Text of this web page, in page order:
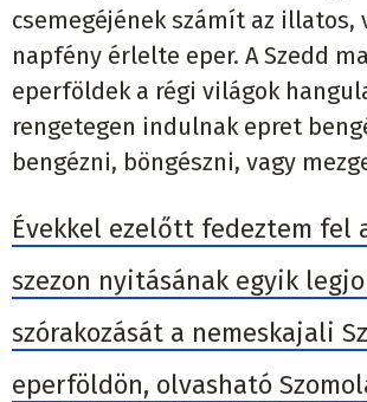
csemegéjének számít az illatos,
napfény érlelte eper. A Szedd
eperföldek a régi világok
rengetegen indulnak epret
bengézni, böngészni, vagy
Évekkel ezelőtt fedeztem fel
szezon nyitásának egyik
szórakozását a nemeskajali
eperföldön, olvasható